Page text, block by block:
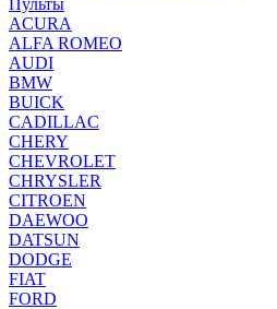
Пульты
ACURA
ALFA ROMEO
AUDI
BMW
BUICK
CADILLAC
CHERY
CHEVROLET
CHRYSLER
CITROEN
DAEWOO
DATSUN
DODGE
FIAT
FORD